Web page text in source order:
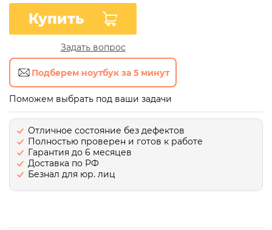
Купить
Задать вопрос
Подберем ноутбук за 5 минут
Поможем выбрать под ваши задачи
Отличное состояние без дефектов
Полностью проверен и готов к работе
Гарантия до 6 месяцев
Доставка по РФ
Безнал для юр. лиц